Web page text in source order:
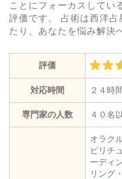
ことにフォーカスしてい
評価です。 占術は西洋
たり、あなたを悩み解決
評価
対応時間 ２４時
専門家の人数 ４０名
オラク
ピリチ
ーディ
リング